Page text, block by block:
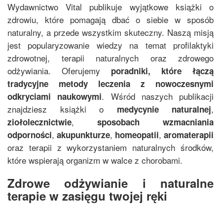
Wydawnictwo Vital publikuje wyjątkowe książki o
zdrowiu, które pomagają dbać o siebie w sposób
naturalny, a przede wszystkim skuteczny. Naszą misją
jest popularyzowanie wiedzy na temat profilaktyki
zdrowotnej, terapii naturalnych oraz zdrowego
odżywiania. Oferujemy poradniki, które łączą
tradycyjne metody leczenia z nowoczesnymi
odkryciami naukowymi. Wśród naszych publikacji
znajdziesz książki o medycynie naturalnej,
ziołolecznictwie, sposobach wzmacniania
odporności, akupunkturze, homeopatii, aromaterapii
oraz terapii z wykorzystaniem naturalnych środków,
które wspierają organizm w walce z chorobami.
Zdrowe odżywianie i naturalne
terapie w zasięgu twojej ręki